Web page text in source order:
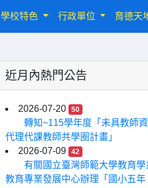
學校特色 行政單位 育德天
近月內熱門公告
2026-07-20 50
轉知~115學年度「未具教師
代理代課教師共學圈計畫」
2026-07-09
42
有關國立臺灣師範大學教育學
教育專業發展中心辦理「國小五年